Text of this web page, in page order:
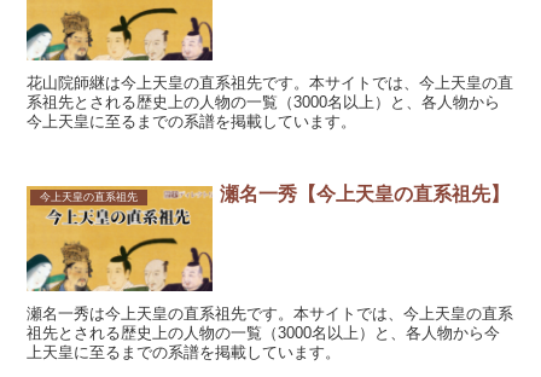
花山院師継は今上天皇の直系祖先です。本サイトでは、今上天皇の直
系祖先とされる歴史上の人物の一覧（3000名以上）と、各人物から
今上天皇に至るまでの系譜を掲載しています。
今上天皇の直系祖先 瀬名一秀【今上天皇の直系祖先】
瀬名一秀は今上天皇の直系祖先です。本サイトでは、今上天皇の直系
祖先とされる歴史上の人物の一覧（3000名以上）と、各人物から今
上天皇に至るまでの系譜を掲載しています。